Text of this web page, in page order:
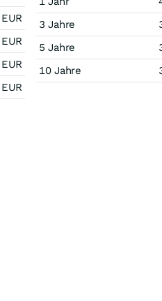
EUR
EUR
EUR
EUR
3 Jahre
5 Jahre
10 Jahre